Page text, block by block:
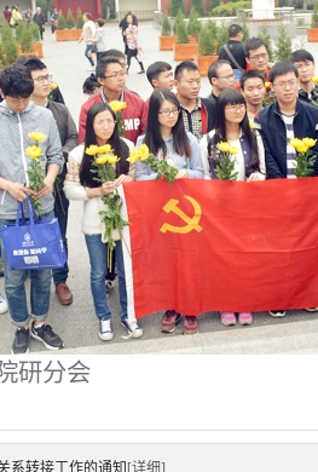
研分会
系转接工作的通知 [详细]